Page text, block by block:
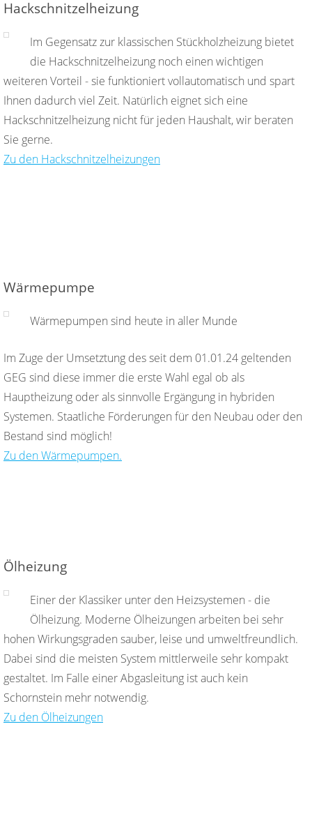
Hackschnitzelheizung
Im Gegensatz zur klassischen Stückholzheizung bietet
die Hackschnitzelheizung noch einen wichtigen
weiteren Vorteil - sie funktioniert vollautomatisch und spart
Ihnen dadurch viel Zeit. Natürlich eignet sich eine
Hackschnitzelheizung nicht für jeden Haushalt, wir beraten
Sie gerne.
Zu den Hackschnitzelheizungen
Wärmepumpe
Wärmepumpen sind heute in aller Munde
Im Zuge der Umsetztung des seit dem 01.01.24 geltenden
GEG sind diese immer die erste Wahl egal ob als
Hauptheizung oder als sinnvolle Ergängung in hybriden
Systemen. Staatliche Förderungen für den Neubau oder den
Bestand sind möglich!
Zu den Wärmepumpen.
Ölheizung
Einer der Klassiker unter den Heizsystemen - die
Ölheizung. Moderne Ölheizungen arbeiten bei sehr
hohen Wirkungsgraden sauber, leise und umweltfreundlich.
Dabei sind die meisten System mittlerweile sehr kompakt
gestaltet. Im Falle einer Abgasleitung ist auch kein
Schornstein mehr notwendig.
Zu den Ölheizungen